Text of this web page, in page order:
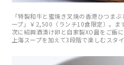
「特製和牛と蜜焼き叉焼の香港ひつま
ープ」￥2,500（ランチ10食限定）。ま
次に紹興酒漬け卵と自家製XO醤をご飯
上海スープを加えて3段階で楽しむスタイ